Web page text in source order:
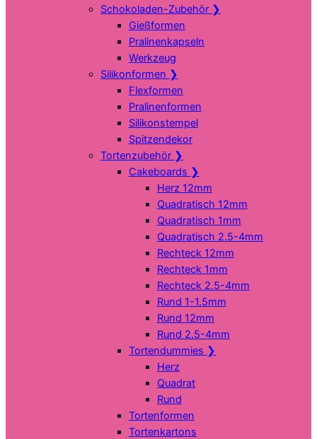
Schokoladen-Zubehör ❯
Gießformen
Pralinenkapseln
Werkzeug
Silikonformen ❯
Flexformen
Pralinenformen
Silikonstempel
Spitzendekor
Tortenzubehör ❯
Cakeboards ❯
Herz 12mm
Quadratisch 12mm
Quadratisch 1mm
Quadratisch 2.5-4mm
Rechteck 12mm
Rechteck 1mm
Rechteck 2.5-4mm
Rund 1-1.5mm
Rund 12mm
Rund 2.5-4mm
Tortendummies ❯
Herz
Quadrat
Rund
Tortenformen
Tortenkartons